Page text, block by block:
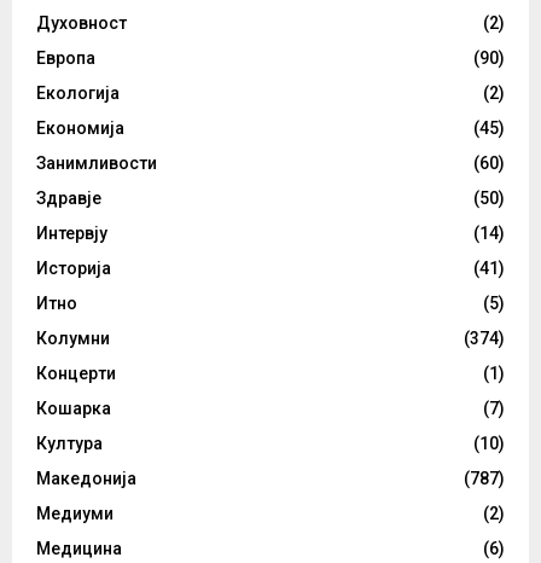
Духовност
(2)
Европа
(90)
Екологија
(2)
Економија
(45)
Занимливости
(60)
Здравје
(50)
Интервју
(14)
Историја
(41)
Итно
(5)
Колумни
(374)
Концерти
(1)
Кошарка
(7)
Култура
(10)
Македонија
(787)
Медиуми
(2)
Медицина
(6)